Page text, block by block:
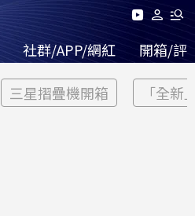
社群/APP/網紅 開箱/評
三星摺疊機開箱 「全新